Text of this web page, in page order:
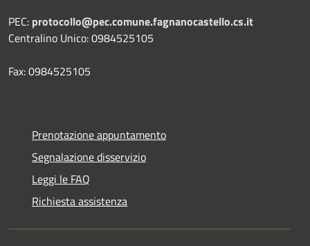
PEC: protocollo@pec.comune.fagnanocastello.cs.it
Centralino Unico: 0984525105
Fax: 0984525105
Prenotazione appuntamento
Segnalazione disservizio
Leggi le FAQ
Richiesta assistenza